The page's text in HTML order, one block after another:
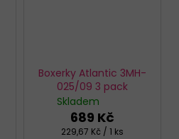
Boxerky Atlantic 3MH-
025/09 3 pack
Skladem
689 Kč
Měrná
229,67 Kč / 1 ks